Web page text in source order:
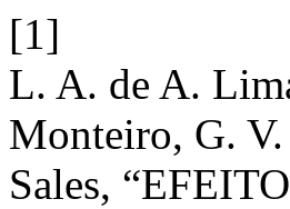
[1]
L. A. de A.
Monteiro, G. V.
Sales,